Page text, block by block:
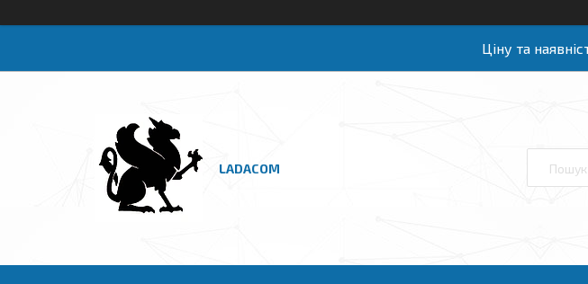
Ціну та
LADACOM